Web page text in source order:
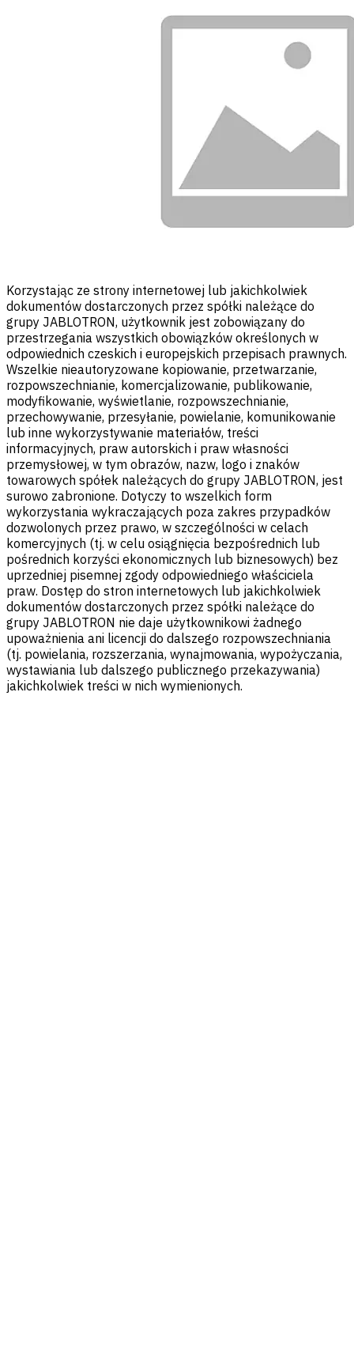
Korzystając ze strony internetowej lub jakichkolwiek
dokumentów dostarczonych przez spółki należące do
grupy JABLOTRON, użytkownik jest zobowiązany do
przestrzegania wszystkich obowiązków określonych w
odpowiednich czeskich i europejskich przepisach prawnych.
Wszelkie nieautoryzowane kopiowanie, przetwarzanie,
rozpowszechnianie, komercjalizowanie, publikowanie,
modyfikowanie, wyświetlanie, rozpowszechnianie,
przechowywanie, przesyłanie, powielanie, komunikowanie
lub inne wykorzystywanie materiałów, treści
informacyjnych, praw autorskich i praw własności
przemysłowej, w tym obrazów, nazw, logo i znaków
towarowych spółek należących do grupy JABLOTRON, jest
surowo zabronione. Dotyczy to wszelkich form
wykorzystania wykraczających poza zakres przypadków
dozwolonych przez prawo, w szczególności w celach
komercyjnych (tj. w celu osiągnięcia bezpośrednich lub
pośrednich korzyści ekonomicznych lub biznesowych) bez
uprzedniej pisemnej zgody odpowiedniego właściciela
praw. Dostęp do stron internetowych lub jakichkolwiek
dokumentów dostarczonych przez spółki należące do
grupy JABLOTRON nie daje użytkownikowi żadnego
upoważnienia ani licencji do dalszego rozpowszechniania
(tj. powielania, rozszerzania, wynajmowania, wypożyczania,
wystawiania lub dalszego publicznego przekazywania)
jakichkolwiek treści w nich wymienionych.